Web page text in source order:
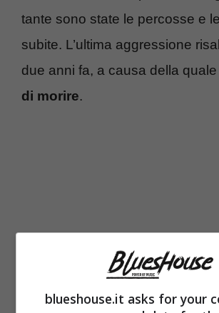
tante sono state le percosse e
subite. L’ultima aggressione
due anni fa, a causa della quale
di morire.
blueshouse.it asks for your